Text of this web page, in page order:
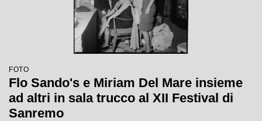
FOTO
Flo Sando's e Miriam Del Mare insieme
ad altri in sala trucco al XII Festival di
Sanremo